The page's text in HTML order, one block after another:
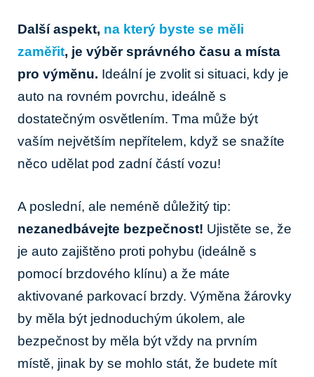
Další aspekt, na který byste se měli
zaměřit, je výběr správného času a místa
pro výměnu. Ideální je zvolit si situaci, kdy je
auto na rovném povrchu, ideálně s
dostatečným osvětlením. Tma může být
vaším největším nepřítelem, když se snažíte
něco udělat pod zadní částí vozu!
A poslední, ale neméně důležitý tip:
nezanedbávejte bezpečnost! Ujistěte se, že
je auto zajištěno proti pohybu (ideálně s
pomocí brzdového klínu) a že máte
aktivované parkovací brzdy. Výměna žárovky
by měla být jednoduchým úkolem, ale
bezpečnost by měla být vždy na prvním
místě, jinak by se mohlo stát, že budete mít